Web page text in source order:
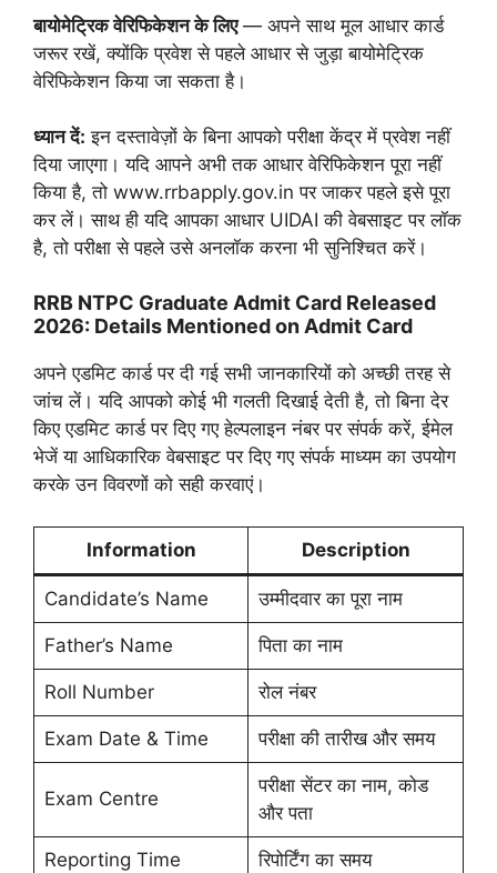
बायोमेट्रिक वेरिफिकेशन के लिए— अपने साथ मूल आधार कार्ड
जरूर रखें, क्योंकि प्रवेश से पहले आधार से जुड़ा बायोमेट्रिक
वेरिफिकेशन किया जा सकता है।
ध्यान दें: इन दस्तावेज़ों के बिना आपको परीक्षा केंद्र में प्रवेश नहीं
दिया जाएगा। यदि आपने अभी तक आधार वेरिफिकेशन पूरा नहीं
किया है, तो www.rrbapply.gov.in पर जाकर पहले इसे पूरा
कर लें। साथ ही यदि आपका आधार UIDAI की वेबसाइट पर लॉक
है, तो परीक्षा से पहले उसे अनलॉक करना भी सुनिश्चित करें।
RRB NTPC Graduate Admit Card Released
2026: Details Mentioned on Admit Card
अपने एडमिट कार्ड पर दी गई सभी जानकारियों को अच्छी तरह से
जांच लें। यदि आपको कोई भी गलती दिखाई देती है, तो बिना देर
किए एडमिट कार्ड पर दिए गए हेल्पलाइन नंबर पर संपर्क करें, ईमेल
भेजें या आधिकारिक वेबसाइट पर दिए गए संपर्क माध्यम का उपयोग
करके उन विवरणों को सही करवाएं।
Information Description
Candidate’s Name उम्मीदवार का पूरा नाम
Father’s Name पिता का नाम
Roll Number रोल नंबर
Exam Date & Time परीक्षा की तारीख और समय
Exam Centre
परीक्षा सेंटर का नाम, कोड
और पता
Reporting Time रिपोर्टिंग का समय